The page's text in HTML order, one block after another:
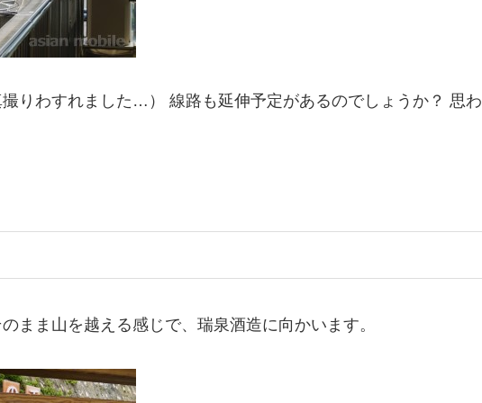
りわすれました…） 線路も延伸予定があるのでしょうか？ 思わ
まま山を越える感じで、瑞泉酒造に向かいます。